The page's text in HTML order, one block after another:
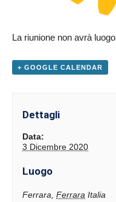
La riunione non avrà luogo
+ GOOGLE CALENDAR
Dettagli
Data:
3 Dicembre 2020
Luogo
Ferrara, Ferrara Italia